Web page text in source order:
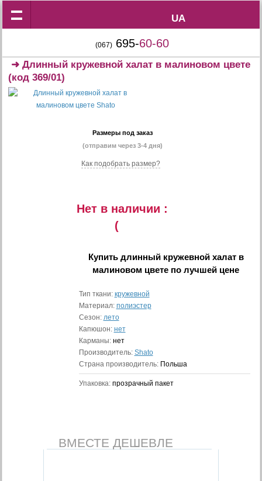
UA
UA
(067) 695-60-60
➜Длинный кружевной халат в малиновом цвете
(код 369/01)
Размеры под заказ
(отправим через 3-4 дня)
Как подобрать размер?
Нет в наличии :
(
Купить длинный кружевной халат в
малиновом цвете по лучшей цене
Тип ткани: кружевной
Материал: полиэстер
Сезон: лето
Капюшон: нет
Карманы: нет
Производитель: Shato
Страна производитель: Польша
Упаковка: прозрачный пакет
ВМЕСТЕ ДЕШЕВЛЕ